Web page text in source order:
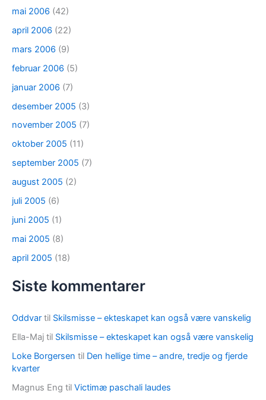
mai 2006 (42)
april 2006 (22)
mars 2006 (9)
februar 2006 (5)
januar 2006 (7)
desember 2005 (3)
november 2005 (7)
oktober 2005 (11)
september 2005 (7)
august 2005 (2)
juli 2005 (6)
juni 2005 (1)
mai 2005 (8)
april 2005 (18)
Siste kommentarer
Oddvar til Skilsmisse – ekteskapet kan også være vanskelig
Ella-Maj til Skilsmisse – ekteskapet kan også være vanskelig
Loke Borgersen til Den hellige time – andre, tredje og fjerde
kvarter
Magnus Eng til Victimæ paschali laudes